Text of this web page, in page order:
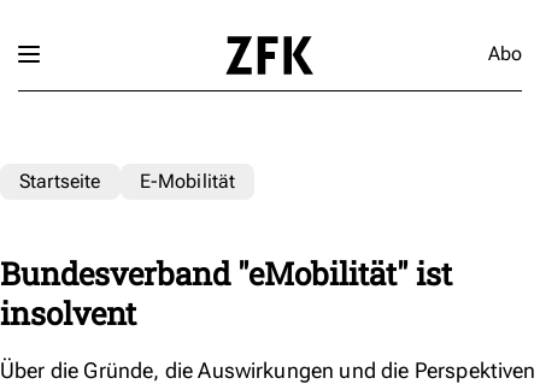
Abo
Startseite E-Mobilität
Bundesverband "eMobilität" ist
insolvent
Über die Gründe, die Auswirkungen und die Perspektiven